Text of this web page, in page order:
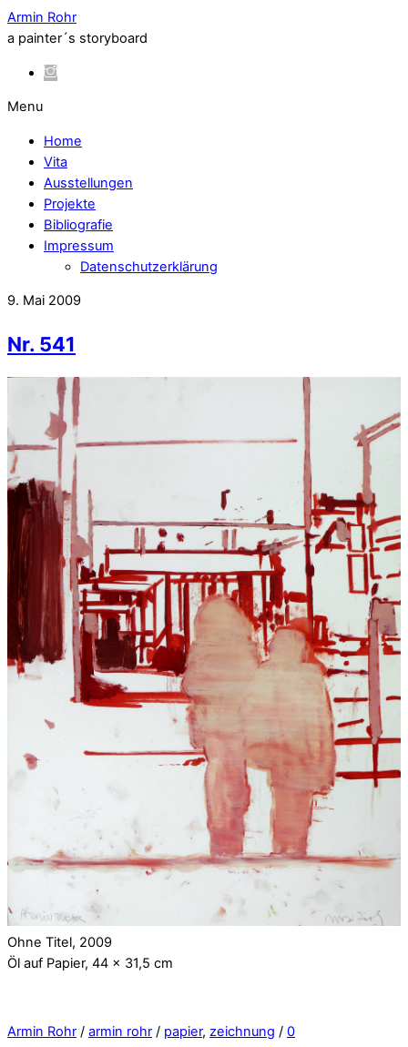
Armin Rohr
a painter´s storyboard
Menu
Home
Vita
Ausstellungen
Projekte
Bibliografie
Impressum
Datenschutzerklärung
9. Mai 2009
Nr. 541
Ohne Titel, 2009
Öl auf Papier, 44 x 31,5 cm
Armin Rohr / armin rohr / papier, zeichnung / 0